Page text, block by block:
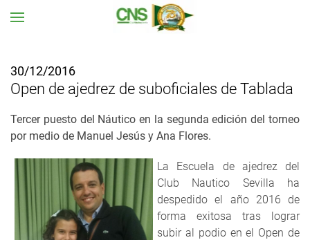
30/12/2016
Open de ajedrez de suboficiales de Tablada
Tercer puesto del Náutico en la segunda edición del torneo
por medio de Manuel Jesús y Ana Flores.
La Escuela de ajedrez del
Club Nautico Sevilla ha
despedido el año 2016 de
forma exitosa tras lograr
subir al podio en el Open de